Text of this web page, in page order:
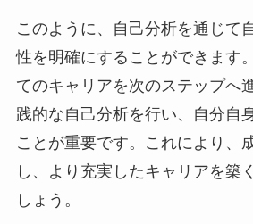
このように、自己分析を通じて
性を明確にすることができます
てのキャリアを次のステップへ
践的な自己分析を行い、自分自
ことが重要です。これにより、
し、より充実したキャリアを築
しょう。